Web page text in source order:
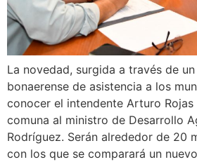
La novedad, surgida a través de
bonaerense de asistencia a los
conocer el intendente Arturo
comuna al ministro de Desarrollo
Rodríguez. Serán alrededor de 20
con los que se comparará un